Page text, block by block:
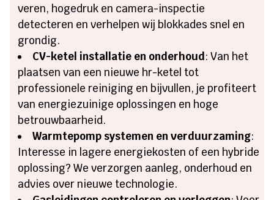
veren, hogedruk en camera-inspectie
detecteren en verhelpen wij blokkades snel en
grondig.
CV-ketel installatie en onderhoud: Van het
plaatsen van een nieuwe hr-ketel tot
professionele reiniging en bijvullen, je profiteert
van energiezuinige oplossingen en hoge
betrouwbaarheid.
Warmtepomp systemen en verduurzaming:
Interesse in lagere energiekosten of een hybride
oplossing? We verzorgen aanleg, onderhoud en
advies over nieuwe technologie.